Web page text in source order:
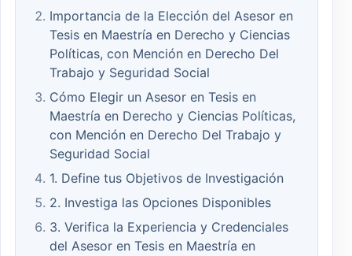
Importancia de la Elección del Asesor en
Tesis en Maestría en Derecho y Ciencias
Políticas, con Mención en Derecho Del
Trabajo y Seguridad Social
Cómo Elegir un Asesor en Tesis en
Maestría en Derecho y Ciencias Políticas,
con Mención en Derecho Del Trabajo y
Seguridad Social
1. Define tus Objetivos de Investigación
2. Investiga las Opciones Disponibles
3. Verifica la Experiencia y Credenciales
del Asesor en Tesis en Maestría en